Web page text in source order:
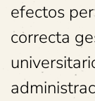
efectos
correcta